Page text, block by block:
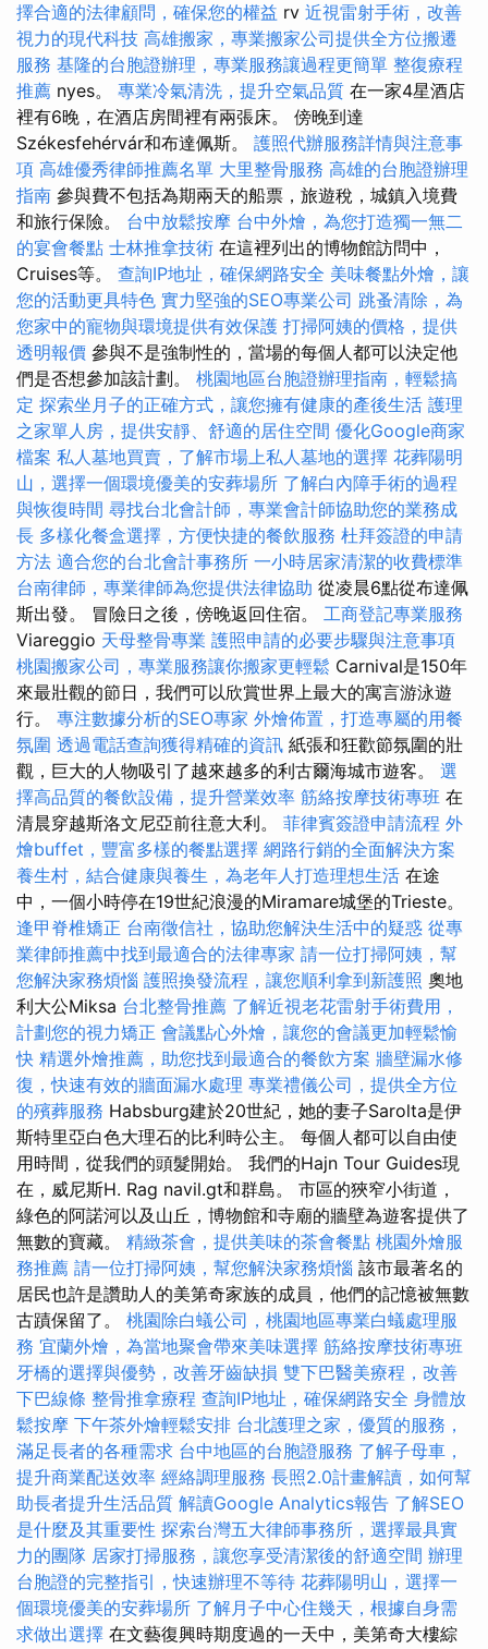
擇合適的法律顧問，確保您的權益 rv 近視雷射手術，改善
視力的現代科技 高雄搬家，專業搬家公司提供全方位搬遷
服務 基隆的台胞證辦理，專業服務讓過程更簡單 整復療程
推薦 nyes。 專業冷氣清洗，提升空氣品質 在一家4星酒店
裡有6晚，在酒店房間裡有兩張床。 傍晚到達
Székesfehérvár和布達佩斯。 護照代辦服務詳情與注意事
項 高雄優秀律師推薦名單 大里整骨服務 高雄的台胞證辦理
指南 參與費不包括為期兩天的船票，旅遊稅，城鎮入境費
和旅行保險。 台中放鬆按摩 台中外燴，為您打造獨一無二
的宴會餐點 士林推拿技術 在這裡列出的博物館訪問中，
Cruises等。 查詢IP地址，確保網路安全 美味餐點外燴，讓
您的活動更具特色 實力堅強的SEO專業公司 跳蚤清除，為
您家中的寵物與環境提供有效保護 打掃阿姨的價格，提供
透明報價 參與不是強制性的，當場的每個人都可以決定他
們是否想參加該計劃。 桃園地區台胞證辦理指南，輕鬆搞
定 探索坐月子的正確方式，讓您擁有健康的產後生活 護理
之家單人房，提供安靜、舒適的居住空間 優化Google商家
檔案 私人墓地買賣，了解市場上私人墓地的選擇 花葬陽明
山，選擇一個環境優美的安葬場所 了解白內障手術的過程
與恢復時間 尋找台北會計師，專業會計師協助您的業務成
長 多樣化餐盒選擇，方便快捷的餐飲服務 杜拜簽證的申請
方法 適合您的台北會計事務所 一小時居家清潔的收費標準
台南律師，專業律師為您提供法律協助 從凌晨6點從布達佩
斯出發。 冒險日之後，傍晚返回住宿。 工商登記專業服務
Viareggio 天母整骨專業 護照申請的必要步驟與注意事項
桃園搬家公司，專業服務讓你搬家更輕鬆 Carnival是150年
來最壯觀的節日，我們可以欣賞世界上最大的寓言游泳遊
行。 專注數據分析的SEO專家 外燴佈置，打造專屬的用餐
氛圍 透過電話查詢獲得精確的資訊 紙張和狂歡節氛圍的壯
觀，巨大的人物吸引了越來越多的利古爾海城市遊客。 選
擇高品質的餐飲設備，提升營業效率 筋絡按摩技術專班 在
清晨穿越斯洛文尼亞前往意大利。 菲律賓簽證申請流程 外
燴buffet，豐富多樣的餐點選擇 網路行銷的全面解決方案
養生村，結合健康與養生，為老年人打造理想生活 在途
中，一個小時停在19世紀浪漫的Miramare城堡的Trieste。
逢甲脊椎矯正 台南徵信社，協助您解決生活中的疑惑 從專
業律師推薦中找到最適合的法律專家 請一位打掃阿姨，幫
您解決家務煩惱 護照換發流程，讓您順利拿到新護照 奧地
利大公Miksa 台北整骨推薦 了解近視老花雷射手術費用，
計劃您的視力矯正 會議點心外燴，讓您的會議更加輕鬆愉
快 精選外燴推薦，助您找到最適合的餐飲方案 牆壁漏水修
復，快速有效的牆面漏水處理 專業禮儀公司，提供全方位
的殯葬服務 Habsburg建於20世紀，她的妻子Sarolta是伊
斯特里亞白色大理石的比利時公主。 每個人都可以自由使
用時間，從我們的頭髮開始。 我們的Hajn Tour Guides現
在，威尼斯H. Rag navil.gt和群島。 市區的狹窄小街道，
綠色的阿諾河以及山丘，博物館和寺廟的牆壁為遊客提供了
無數的寶藏。 精緻茶會，提供美味的茶會餐點 桃園外燴服
務推薦 請一位打掃阿姨，幫您解決家務煩惱 該市最著名的
居民也許是讚助人的美第奇家族的成員，他們的記憶被無數
古蹟保留了。 桃園除白蟻公司，桃園地區專業白蟻處理服
務 宜蘭外燴，為當地聚會帶來美味選擇 筋絡按摩技術專班
牙橋的選擇與優勢，改善牙齒缺損 雙下巴醫美療程，改善
下巴線條 整骨推拿療程 查詢IP地址，確保網路安全 身體放
鬆按摩 下午茶外燴輕鬆安排 台北護理之家，優質的服務，
滿足長者的各種需求 台中地區的台胞證服務 了解子母車，
提升商業配送效率 經絡調理服務 長照2.0計畫解讀，如何幫
助長者提升生活品質 解讀Google Analytics報告 了解SEO
是什麼及其重要性 探索台灣五大律師事務所，選擇最具實
力的團隊 居家打掃服務，讓您享受清潔後的舒適空間 辦理
台胞證的完整指引，快速辦理不等待 花葬陽明山，選擇一
個環境優美的安葬場所 了解月子中心住幾天，根據自身需
求做出選擇 在文藝復興時期度過的一天中，美第奇大樓綜